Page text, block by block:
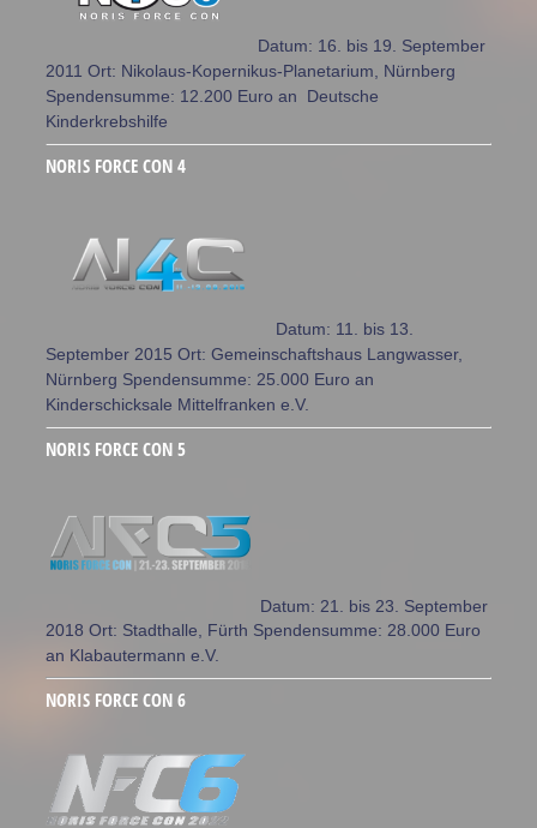
Datum: 16. bis 19. September
2011 Ort: Nikolaus-Kopernikus-Planetarium, Nürnberg
Spendensumme: 12.200 Euro an Deutsche
Kinderkrebshilfe
NORIS FORCE CON 4
Datum: 11. bis 13.
September 2015 Ort: Gemeinschaftshaus Langwasser,
Nürnberg Spendensumme: 25.000 Euro an
Kinderschicksale Mittelfranken e.V.
NORIS FORCE CON 5
Datum: 21. bis 23. September
2018 Ort: Stadthalle, Fürth Spendensumme: 28.000 Euro
an Klabautermann e.V.
NORIS FORCE CON 6